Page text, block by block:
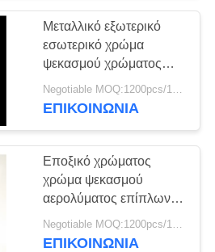
8
Μεταλλικό εξωτερικό
εσωτερικό χρώμα
ψεκασμού χρώματος
αερολύματος
Negotiable MOQ:1200pcs/100ctns για κάθε χρώμα
ΕΠΙΚΟΙΝΩΝΙΑ
Εποξικό χρώματος
χρώμα ψεκασμού
αερολύματος επίπλων
αντανακλαστικό
Negotiable MOQ:1200pcs/100ctns για κάθε χρώμα
ΕΠΙΚΟΙΝΩΝΙΑ